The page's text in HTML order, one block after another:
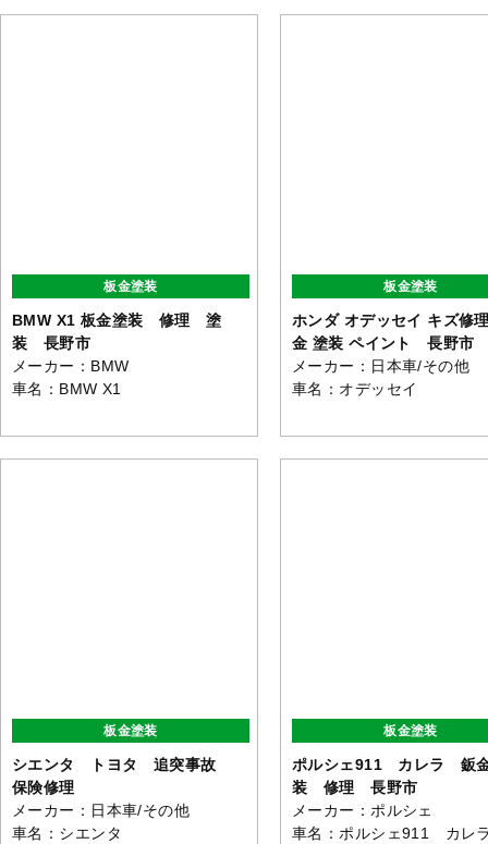
板金塗装
BMW X1 板金塗装 修理 塗
装 長野市
メーカー：BMW
車名：BMW X1
板金塗装
ホンダ オデッセイ キズ修
金 塗装 ペイント 長野市
メーカー：日本車/その他
車名：オデッセイ
板金塗装
シエンタ トヨタ 追突事故
保険修理
メーカー：日本車/その他
車名：シエンタ
板金塗装
ポルシェ911 カレラ 鈑
装 修理 長野市
メーカー：ポルシェ
車名：ポルシェ911 カレ